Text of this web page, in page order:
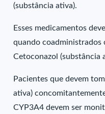
(substância ativa).
Esses medicamentos
quando coadministrados
Cetoconazol (substância
Pacientes que devem
ativa)
CYP3A4 devem ser